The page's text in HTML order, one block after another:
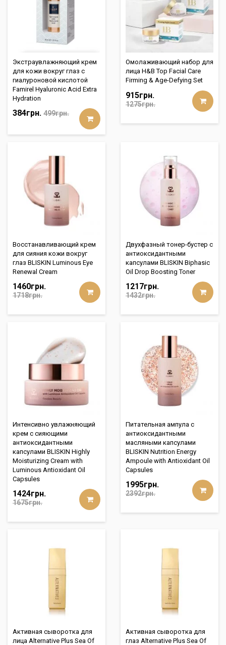
Экстраувлажняющий крем
для кожи вокруг глаз с
гиалуроновой кислотой
Famirel Hyaluronic Acid Extra
Hydration
384грн. 499грн.
Омолаживающий набор для
лица H&B Top Facial Care
Firming & Age-Defying Set
915грн.
1275грн.
Восстанавливающий крем
для сияния кожи вокруг
глаз BLISKIN Luminous Eye
Renewal Cream
1460грн.
1718грн.
Двухфазный тонер-бустер с
антиоксидантными
капсулами BLISKIN Biphasic
Oil Drop Boosting Toner
1217грн.
1432грн.
Интенсивно увлажняющий
крем с сияющими
антиоксидантными
капсулами BLISKIN Highly
Moisturizing Cream with
Luminous Antioxidant Oil
Capsules
1424грн.
1675грн.
Питательная ампула с
антиоксидантными
масляными капсулами
BLISKIN Nutrition Energy
Ampoule with Antioxidant Oil
Capsules
1995грн.
2392грн.
Активная сыворотка для
лица Alternative Plus Sea Of
Активная сыворотка для
глаз Alternative Plus Sea Of